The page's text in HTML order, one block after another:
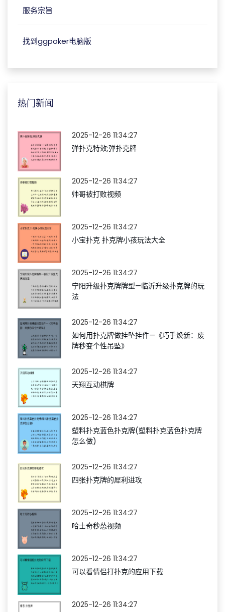
服务宗旨
找到ggpoker电脑版
热门新闻
2025-12-26 11:34:27
弹扑克特效;弹扑克牌
2025-12-26 11:34:27
帅哥被打败视频
2025-12-26 11:34:27
小宝扑克 扑克牌小孩玩法大全
2025-12-26 11:34:27
宁阳升级扑克牌牌型—临沂升级扑克牌的玩
法
2025-12-26 11:34:27
如何用扑克牌做挂坠挂件—《巧手焕新：废
牌秒变个性吊坠》
2025-12-26 11:34:27
天翔互动棋牌
2025-12-26 11:34:27
塑料扑克蓝色扑克牌(塑料扑克蓝色扑克牌
怎么做)
2025-12-26 11:34:27
四张扑克牌的犀利进攻
2025-12-26 11:34:27
哈士奇秒怂视频
2025-12-26 11:34:27
可以看情侣打扑克的应用下载
2025-12-26 11:34:27